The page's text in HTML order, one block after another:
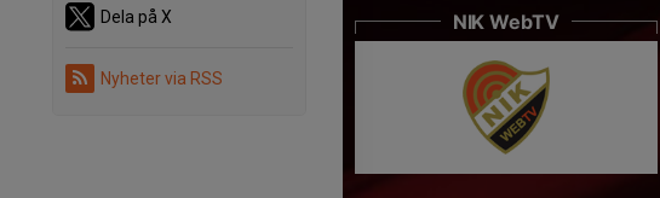
Dela på X
Nyheter via RSS
NIK WebTV